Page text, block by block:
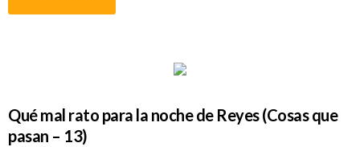
Qué mal rato para la noche de Reyes (Cosas que
pasan – 13)